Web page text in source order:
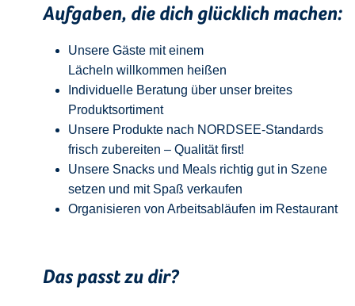
Aufgaben, die dich glücklich machen:
Unsere Gäste mit einem
Lächeln willkommen heißen
Individuelle Beratung über unser breites
Produktsortiment
Unsere Produkte nach NORDSEE-Standards
frisch zubereiten – Qualität first!
Unsere Snacks und Meals richtig gut in Szene
setzen und mit Spaß verkaufen
Organisieren von Arbeitsabläufen im Restaurant
Das passt zu dir?